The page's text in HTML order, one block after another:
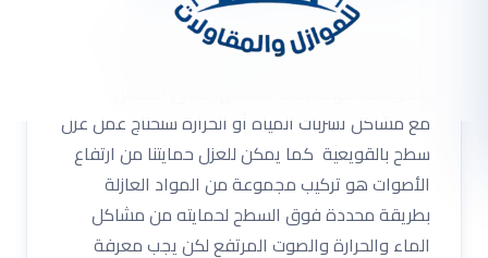
فوم شركة عزل اسطح بالقويعية عزل السطح
مع مشاكل تسربات المياه أو الحرارة سنحتاج عمل عزل
سطح بالقويعية كما يمكن للعزل حمايتنا من ارتفاع
الأصوات هو تركيب مجموعة من المواد العازلة
بطريقة محددة فوق السطح لحمايته من مشاكل
الماء والحرارة والصوت المرتفع لكن يجب معرفة